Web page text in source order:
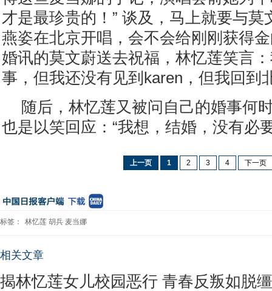
才是最珍贵的！” 谈及，马上就要与莫
燕姿在北京开唱，会不会给刚刚获得
婚讯的莫文蔚送去祝福，林忆莲笑言
事，但我还没有见到karen，但我回到
随后，林忆莲又被问自己的婚事何
也是以笑回应：“我想，结婚，没有必
上一页 1 2 3 4 下一页
标签： 林忆莲 胡兵 麦当娜
相关文章
揭林忆莲女儿校园恶行 青春反叛如脱